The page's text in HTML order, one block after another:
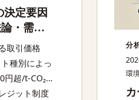
決定要因
・需給
か
取引価格
種別によっ
円超/t-CO₂
ジット制度
分
環